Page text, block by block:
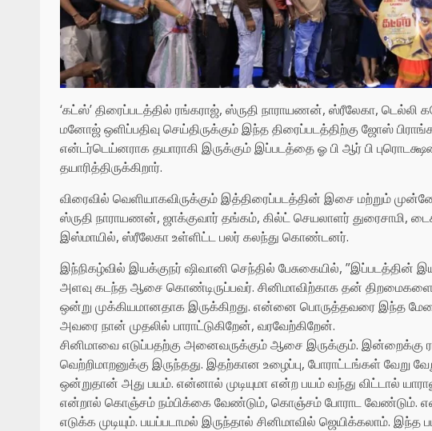
‘கட்ஸ்’ திரைப்படத்தில் ரங்கராஜ், ஸ்ருதி நாராயணன், ஸ்ரீலேகா, டெல்லி
மனோஜ் ஒளிப்பதிவு செய்திருக்கும் இந்த திரைப்படத்திற்கு ஜோஸ்
என்டர்டெய்னராக தயாராகி இருக்கும் இப்படத்தை ஓ பி ஆர் பி
தயாரித்திருக்கிறார்.
விரைவில் வெளியாகவிருக்கும் இத்திரைப்படத்தின் இசை மற்றும்
ஸ்ருதி நாராயணன், ஜாக்குவார் தங்கம், கில்ட் செயலாளர் துரைசாமி,
இஸ்மாயில், ஸ்ரீலேகா உள்ளிட்ட பலர் கலந்து கொண்டனர்.
இந்நிகழ்வில் இயக்குநர் ஷிவானி செந்தில் பேசுகையில், ”இப்படத்தின்
அளவு கடந்த ஆசை கொண்டிருப்பவர். சினிமாவிற்காக தன்
ஒன்று முக்கியமானதாக இருக்கிறது. என்னை பொருத்தவரை இந்த
அவரை நான் முதலில் பாராட்டுகிறேன், வரவேற்கிறேன்.
சினிமாவை எடுப்பதற்கு அனைவருக்கும் ஆசை இருக்கும். இன்றைக்கு
வெற்றிமாறனுக்கு இருந்தது. இதற்கான உழைப்பு, போராட்டங்கள் வேறு
ஒன்றுதான் அது பயம். என்னால் முடியுமா என்ற பயம் வந்து விட்டால்
என்றால் கொஞ்சம் நம்பிக்கை வேண்டும், கொஞ்சம் போராட வேண்டும்.
எடுக்க முடியும். பயப்படாமல் இருந்தால் சினிமாவில் ஜெயிக்கலாம். இந்த